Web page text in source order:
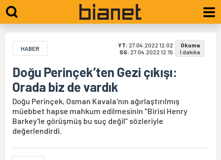
HABER YT: 27.04.2022 12:02
SG: 27.04.2022 12:15
Okuma
1 dakika
Doğu Perinçek’ten Gezi çıkışı:
Orada biz de vardık
Doğu Perinçek, Osman Kavala'nın ağırlaştırılmış
müebbet hapse mahkum edilmesinin "Birisi Henry
Barkey'le görüşmüş bu suç değil” sözleriyle
değerlendirdi.